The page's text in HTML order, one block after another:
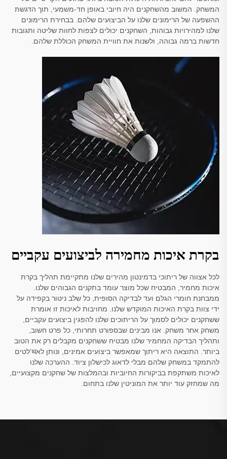
המשחק. המשוב מהשחקנים היה חיובי באופן חד-משמעי, תוך הדגשת
ההשפעה של הרימונים שלנו על הביצועים שלהם. בבחירת הרימונים
שלנו למהירויות גבוהות, השחקנים יכולים לצפות לחוות שליטה ותגובות
חדשות ברמה גבוהה, ולשנות את חוויית המשחק הכוללת שלהם.
בקרת איכות מחמירה לביצועים עקביים
לכל אצווה של ריתוכי בדמינטון מהירים שלנו מתקיימת תהליך בקרת
איכות מחמיר, המבטיח שכל מוצר עומד בתקנים הגבוהים שלנו.
ממבחנת חומרי הגלם ועד לבדיקה הסופית, כל שלב ניטור בקפידה על
ידי צוות בקרת האיכות המוקדש שלנו. מחויבות לאיכות זו אומרת
ששחקנים יכולים לסמוך על הריתוכים שלנו להפגין ביצועים עקביים,
משחק אחר משחק. אנו מבינים שבספורט תחרותי, כל פרט חשוב,
ותהליך הבדיקה המחמיר שלנו מבטיח ששחקנים מקבלים רק את הטוב
ביותר. התוצאה היא ריתוך שמאפשר ביצועים אמינים, ונותן לאथ'לטים
להתמקד במשחק שלהם מבלי לדאוג לכישלון ציוד. ההערכה שלנו
לאיכות משתקפת בביקורות החיוביות ובהמלצות של שחקנים מקצועיים,
מה שמחזק עוד יותר את המוניטין שלנו בתחום.